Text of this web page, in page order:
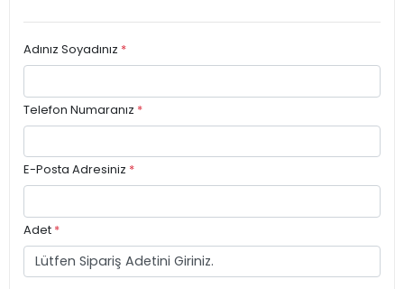
Adınız Soyadınız *
Telefon Numaranız *
E-Posta Adresiniz *
Adet *